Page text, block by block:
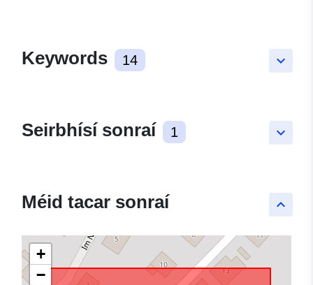
keyboard_arrow_down
Keywords 14
keyboard_arrow_down
Seirbhísí sonraí 1
keyboard_arrow_up
Méid tacar sonraí
+
−